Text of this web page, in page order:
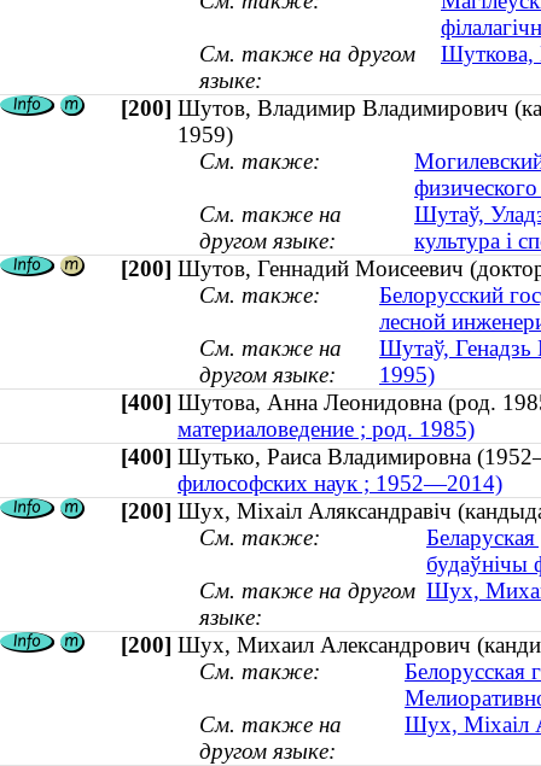
См. также на другом
языке:
Шуткова,
[200] Шутов, Владимир Владимирович
1959)
См. также:
См. также на
другом языке:
Шутаў,
культура і
[200] Шутов, Геннадий Моисеевич
См. также:
Белорусский
лесной
См. также на
другом языке:
Шутаў, Генадзь
1995)
[400] Шутова, Анна Леонидовна (род.
материаловедение ; род. 1985)
[400] Шутько, Раиса Владимировна
философских наук ; 1952—2014)
[200] Шух, Міхаіл Аляксандравіч
См. также:
будаўнічы
См. также на другом
языке:
Шух,
[200] Шух, Михаил Александрович
См. также:
Белорусская
См. также на
другом языке:
Шух, Міхаіл